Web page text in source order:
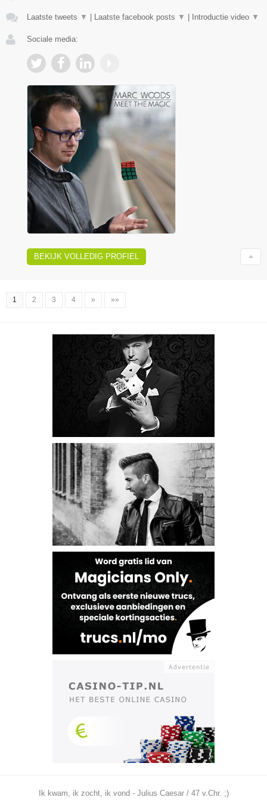
Laatste tweets ▼ | Laatste facebook posts ▼ | Introductie video ▼
Sociale media:
BEKIJK VOLLEDIG PROFIEL
1 2 3 4 » »»
Ik kwam, ik zocht, ik vond - Julius Caesar / 47 v.Chr. ;)